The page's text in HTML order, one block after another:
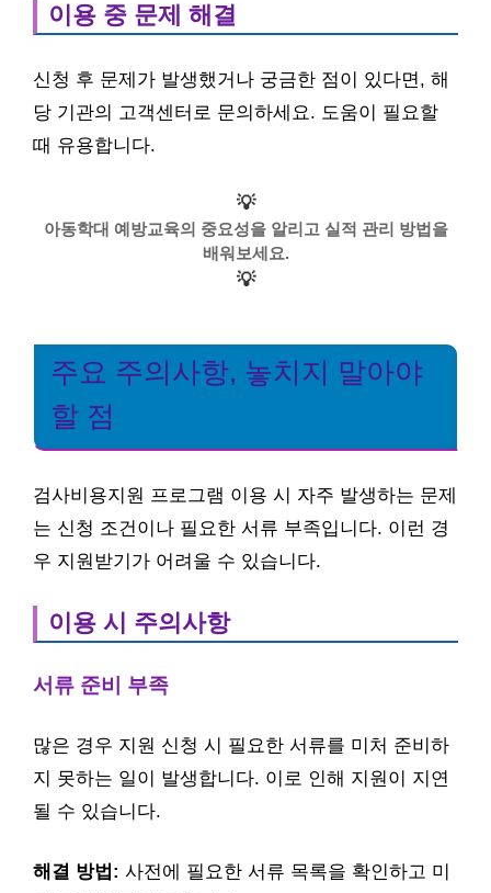
이용 중 문제 해결
신청 후 문제가 발생했거나 궁금한 점이 있다면, 해
당 기관의 고객센터로 문의하세요. 도움이 필요할
때 유용합니다.
💡
아동학대 예방교육의 중요성을 알리고 실적 관리 방법을
배워보세요.
💡
주요 주의사항, 놓치지 말아야
할 점
검사비용지원 프로그램 이용 시 자주 발생하는 문제
는 신청 조건이나 필요한 서류 부족입니다. 이런 경
우 지원받기가 어려울 수 있습니다.
이용 시 주의사항
서류 준비 부족
많은 경우 지원 신청 시 필요한 서류를 미처 준비하
지 못하는 일이 발생합니다. 이로 인해 지원이 지연
될 수 있습니다.
해결 방법: 사전에 필요한 서류 목록을 확인하고 미